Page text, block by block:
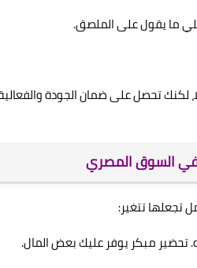
ما يقول على الملصق.
في السوق المصري
تجعلها تتغير:
تحضير مبكر يوفر عليك بعض المال.